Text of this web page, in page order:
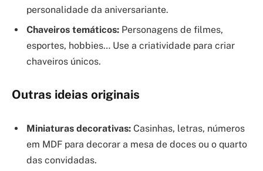
personalidade da aniversariante.
Chaveiros temáticos: Personagens de filmes,
esportes, hobbies… Use a criatividade para criar
chaveiros únicos.
Outras ideias originais
Miniaturas decorativas: Casinhas, letras, números
em MDF para decorar a mesa de doces ou o quarto
das convidadas.